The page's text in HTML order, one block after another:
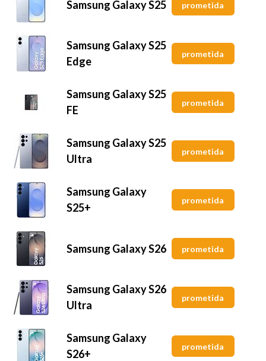
Samsung Galaxy S25 prometida
Samsung Galaxy S25
Edge
prometida
Samsung Galaxy S25
FE
prometida
Samsung Galaxy S25
Ultra
prometida
Samsung Galaxy
S25+
prometida
Samsung Galaxy S26 prometida
Samsung Galaxy S26
Ultra
prometida
Samsung Galaxy
S26+
prometida